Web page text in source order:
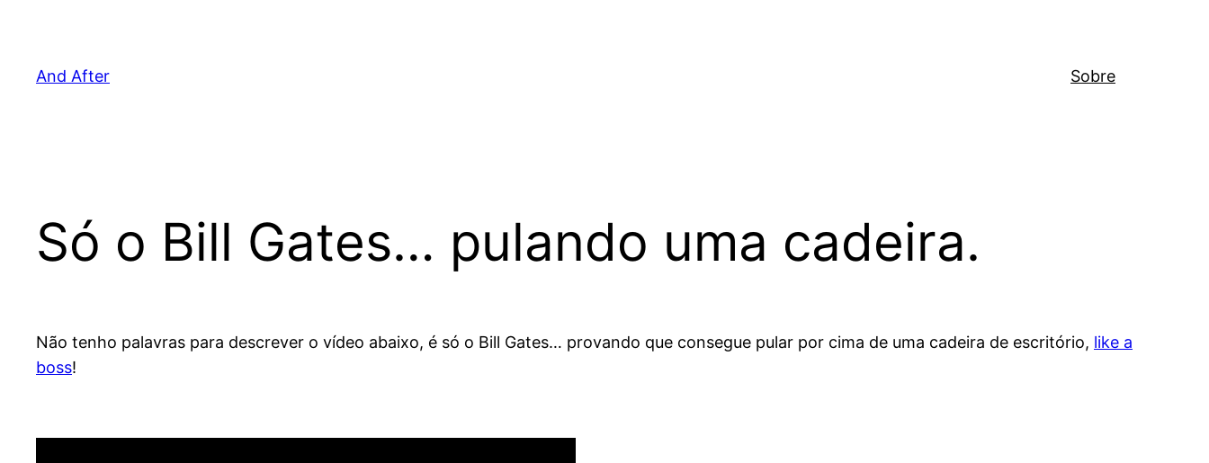
And After Sobre
Só o Bill Gates… pulando uma cadeira.
Não tenho palavras para descrever o vídeo abaixo, é só o Bill Gates… provando que consegue pular por cima de uma cadeira de escritório, like a
boss!